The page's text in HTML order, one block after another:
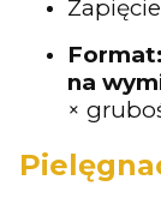
Format:
na
×